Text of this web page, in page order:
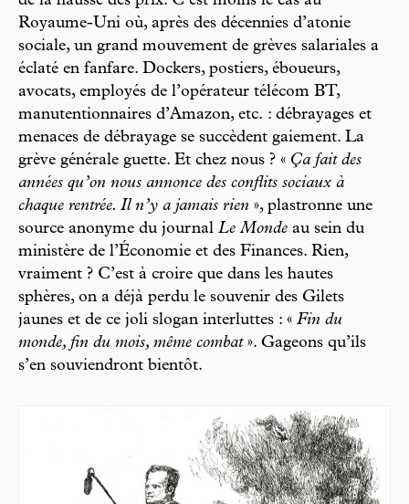
Royaume-Uni où, après des décennies d’atonie
sociale, un grand mouvement de grèves salariales a
éclaté en fanfare. Dockers, postiers, éboueurs,
avocats, employés de l’opérateur télécom BT,
manutentionnaires d’Amazon, etc. : débrayages et
menaces de débrayage se succèdent gaiement. La
grève générale guette. Et chez nous ? « Ça fait des
années qu’on nous annonce des conflits sociaux à
chaque rentrée. Il n’y a jamais rien », plastronne une
source anonyme du journal Le Monde au sein du
ministère de l’Économie et des Finances. Rien,
vraiment ? C’est à croire que dans les hautes
sphères, on a déjà perdu le souvenir des Gilets
jaunes et de ce joli slogan interluttes : « Fin du
monde, fin du mois, même combat». Gageons qu’ils
s’en souviendront bientôt.